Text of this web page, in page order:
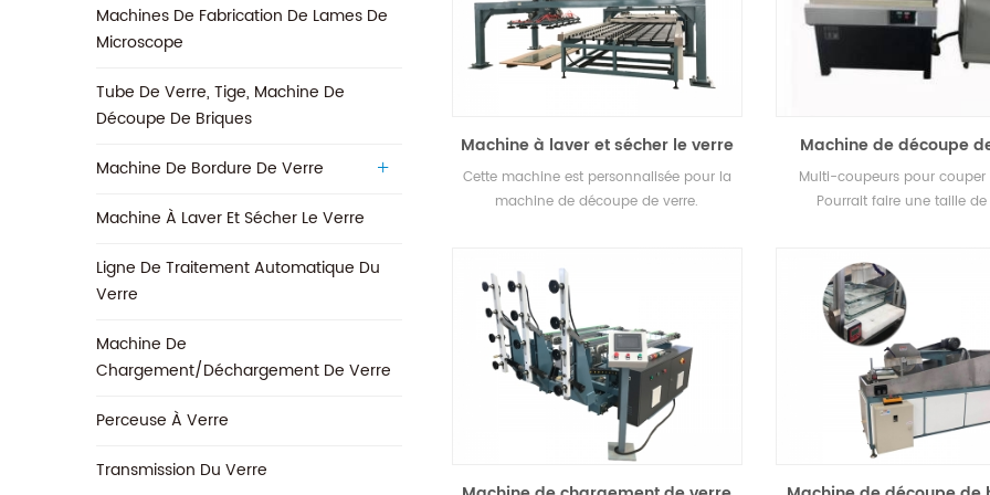
Machines De Fabrication De Lames De
Microscope
Tube De Verre, Tige, Machine De
Découpe De Briques
Machine De Bordure De Verre
Machine À Laver Et Sécher Le Verre
Ligne De Traitement Automatique Du
Verre
Machine De
Chargement/déchargement De Verre
Perceuse À Verre
Transmission Du Verre
Machine à laver et sécher le verre
avec bras manipulateur
Cette machine est personnalisée pour la
machine de découpe de verre.
Machine de découpe
multi-coupeurs SY-
Multi-coupeurs pour couper
Pourrait faire une taille